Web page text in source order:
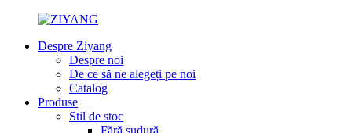
Despre Ziyang
Despre noi
De ce să ne alegeți pe noi
Catalog
Produse
Stil de stoc
Fără sudură